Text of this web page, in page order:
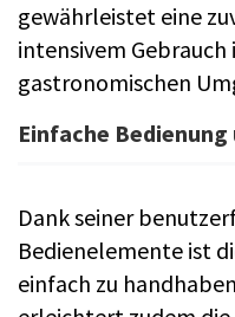
gewährleistet eine
intensivem
gastronomischen
Einfache
Dank seiner
Bedienelemente ist
einfach zu